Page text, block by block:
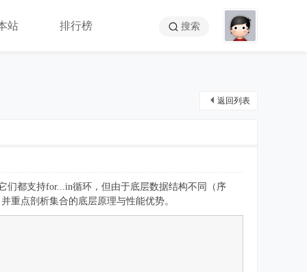
站 排行榜 搜索
返回列表
们都支持for...in循环，但由于底层数据结构不同（序
重点剖析集合的底层原理与性能优势。